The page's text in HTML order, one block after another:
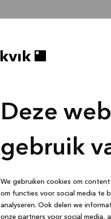
Deze
gebruik
We gebruiken cookies om
om functies voor social media te
analyseren. Ook delen we
onze partners voor social media,